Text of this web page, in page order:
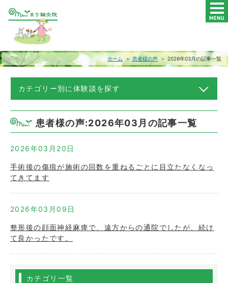
ホーム ＞ 患者様の声 ＞ 2026年03月の記事一覧
カテゴリー別に体験談を探す
患者様の声:2026年03月の記事一覧
2026年03月20日
手術後の傷痕が施術の回数を重ねるごとに目立たなくなっ
てきてます
2026年03月09日
整形後の顔面神経麻痺で、遠方からの通院でしたが、続け
て良かったです。
カテゴリ一覧